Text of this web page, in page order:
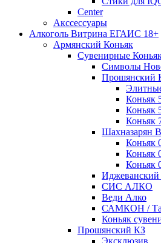
Сenter
Акссессуары
Алкоголь Витрина ЕГАИС 18+
Армянский Коньяк
Сувенирные
Символы
Прошянский
Коньяк
Коньяк
Коньяк
Шахназарян
Коньяк
Коньяк
Коньяк
СИС АЛКО
Веди Алко
САМКОН /
Коньяк
Прошянский КЗ
Эксклюзив